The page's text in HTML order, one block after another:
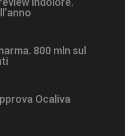
800 mln sul
Ocaliva